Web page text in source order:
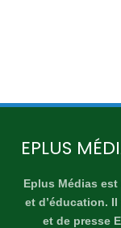
EPLUS
Eplus Médias
et d’éducation.
et de presse